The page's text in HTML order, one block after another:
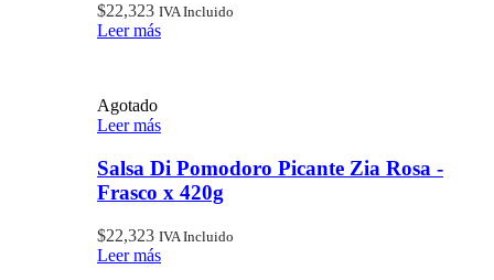
$22,323 IVA Incluido
Leer más
Agotado
Leer más
Salsa Di Pomodoro Picante Zia Rosa -
Frasco x 420g
$22,323 IVA Incluido
Leer más